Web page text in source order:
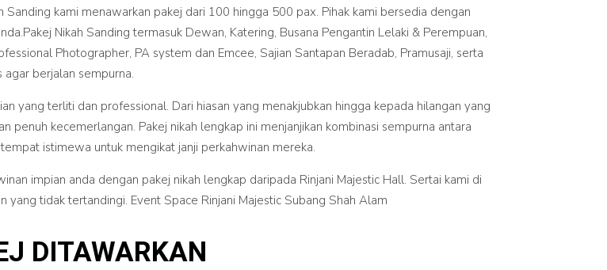
kami menawarkan pakej dari 100 hingga 500 pax. Pihak kami bersedia dengan
Nikah Sanding termasuk Dewan, Katering, Busana Pengantin Lelaki & Perempuan,
Photographer, PA system dan Emcee, Sajian Santapan Beradab, Pramusaji, serta
berjalan sempurna.
yang terliti dan professional. Dari hiasan yang menakjubkan hingga kepada hilangan yang
penuh kecemerlangan. Pakej nikah lengkap ini menjanjikan kombinasi sempurna antara
istimewa untuk mengikat janji perkahwinan mereka.
impian anda dengan pakej nikah lengkap daripada Rinjani Majestic Hall. Sertai kami di
tidak tertandingi. ⁠Event Space Rinjani Majestic Subang Shah Alam
DITAWARKAN